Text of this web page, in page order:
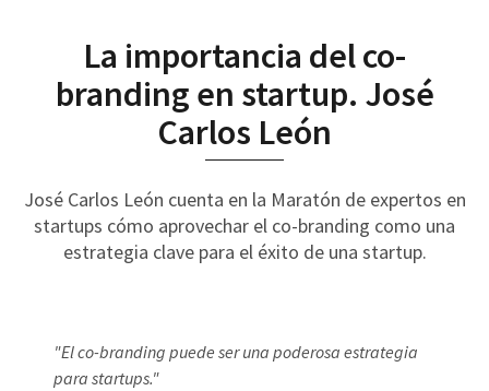
La importancia del co-
branding en startup. José
Carlos León
José Carlos León cuenta en la Maratón de expertos en
startups cómo aprovechar el co-branding como una
estrategia clave para el éxito de una startup.
"El co-branding puede ser una poderosa estrategia
para startups."